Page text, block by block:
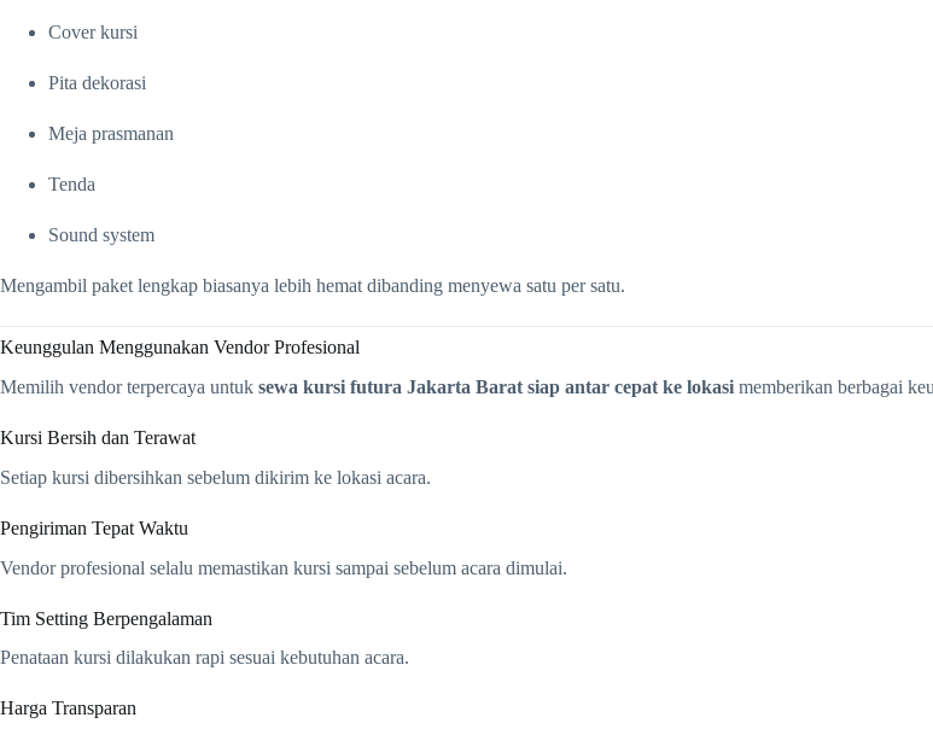
Cover kursi
Pita dekorasi
Meja prasmanan
Tenda
Sound system
Mengambil paket lengkap biasanya lebih hemat dibanding menyewa satu per satu.
Keunggulan Menggunakan Vendor Profesional
Memilih vendor terpercaya untuk sewa kursi futura Jakarta Barat siap antar cepat ke lokasi memberikan berbagai
Kursi Bersih dan Terawat
Setiap kursi dibersihkan sebelum dikirim ke lokasi acara.
Pengiriman Tepat Waktu
Vendor profesional selalu memastikan kursi sampai sebelum acara dimulai.
Tim Setting Berpengalaman
Penataan kursi dilakukan rapi sesuai kebutuhan acara.
Harga Transparan